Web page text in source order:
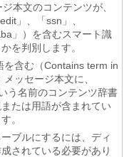
本文のコンテンツが、
」、「ssn」、
」）を含むスマート識
を判別します。
を含む（Contains term in
ッセージ本文に、
う名前のコンテンツ辞書
たは用語が含まれてい
。
ブルにするには、ディ
されている必要があり